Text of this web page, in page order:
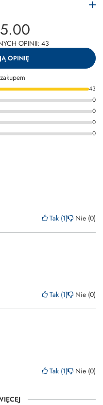
5.00
OPINII: 43
OPINIĘ
43
0
0
0
0
Tak 1 Nie 0
Tak 1 Nie 0
Tak 1 Nie 0